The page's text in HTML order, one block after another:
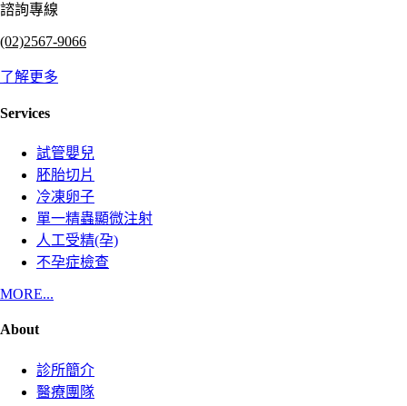
諮詢專線
(02)2567-9066
了解更多
Services
試管嬰兒
胚胎切片
冷凍卵子
單一精蟲顯微注射
人工受精(孕)
不孕症檢查
MORE...
About
診所簡介
醫療團隊